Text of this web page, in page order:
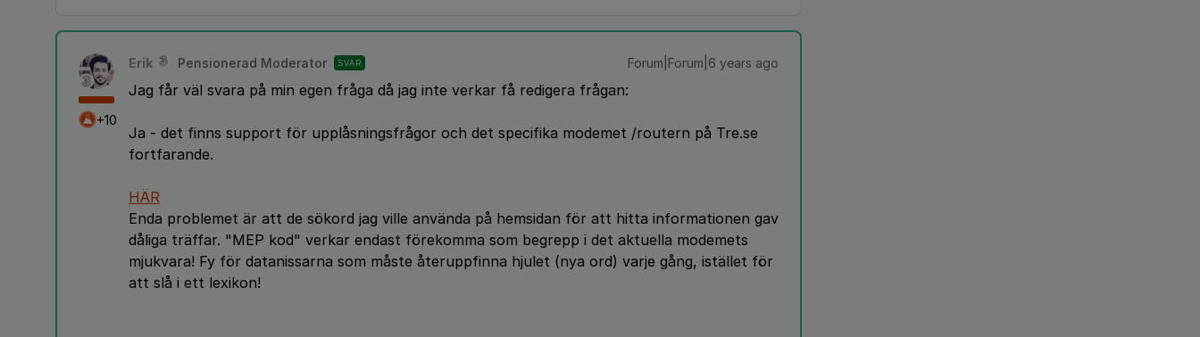
+10
Erik Pensionerad Moderator SVAR Forum|Forum|6 years ago
Jag får väl svara på min egen fråga då jag inte verkar få redigera frågan:
Ja - det finns support för upplåsningsfrågor och det specifika modemet /routern på Tre.se
fortfarande.
HÄR
Enda problemet är att de sökord jag ville använda på hemsidan för att hitta informationen gav
dåliga träffar. "MEP kod" verkar endast förekomma som begrepp i det aktuella modemets
mjukvara! Fy för datanissarna som måste återuppfinna hjulet (nya ord) varje gång, istället för
att slå i ett lexikon!